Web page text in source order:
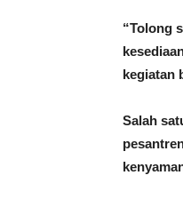
“Tolong
kegiatan
Salah